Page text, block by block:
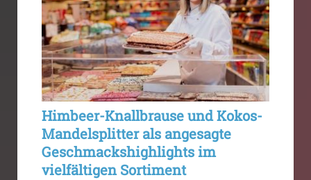
Himbeer-Knallbrause und Kokos-
Mandelsplitter als angesagte
Geschmackshighlights im
vielfältigen Sortiment